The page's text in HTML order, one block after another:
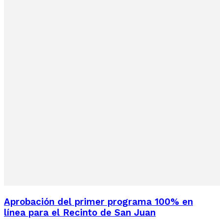
Aprobación del primer programa 100% en
línea para el Recinto de San Juan